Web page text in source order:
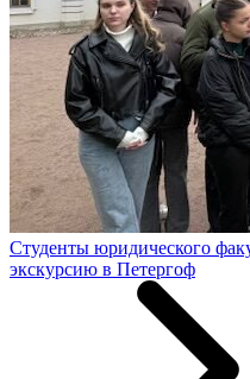
Студенты юридического
экскурсию в Петергоф